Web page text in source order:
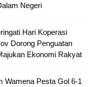
Negeri
Hari Koperasi
Dorong Penguatan
Ekonomi Rakyat
Wamena Pesta Gol 6-1